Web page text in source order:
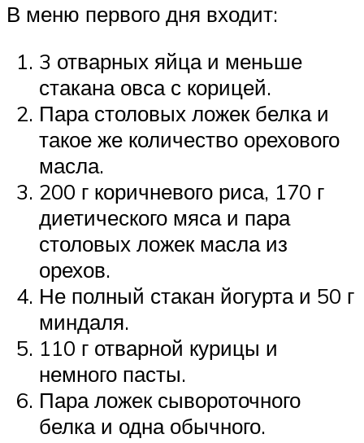
В меню первого дня входит:
3 отварных яйца и меньше
стакана овса с корицей.
Пара столовых ложек белка и
такое же количество орехового
масла.
200 г коричневого риса, 170 г
диетического мяса и пара
столовых ложек масла из
орехов.
Не полный стакан йогурта и 50 г
миндаля.
110 г отварной курицы и
немного пасты.
Пара ложек сывороточного
белка и одна обычного.